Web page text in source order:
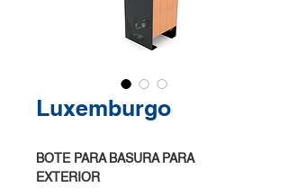
Luxemburgo
BOTE PARA BASURA PARA
EXTERIOR